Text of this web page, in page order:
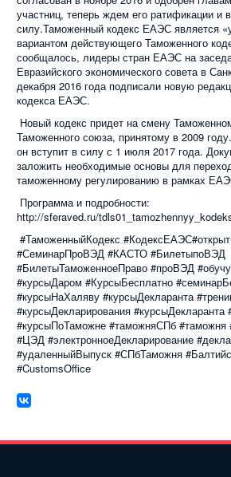
участниц, теперь ждем его ратификации и
силу.Таможенный кодекс ЕАЭС является
вариантом действующего Таможенного
сообщалось, лидеры стран ЕАЭС на
Евразийского экономического совета в
декабря 2016 года подписали новую
кодекса ЕАЭС.
Новый кодекс придет на смену
Таможенного союза, принятому в 2009
он вступит в силу с 1 июля 2017 года.
заложить необходимые основы для
таможенному регулированию в рамках
Программа и подробности:
http://sferaved.ru/
#ТаможенныйКодекс
#СеминарПроВЭД #КАСТО #БилетыпоВЭД
#БилетыТаможенноеПраво #проВЭД
#курсыДаром #КурсыБесплатно
#курсыНаХаляву #курсыДекларанта
#курсыДекларирования #курсыДекларанта
#курсыПоТаможне #таможняСПб #таможня
#ЦЭД #электронноеДекларирование
#удаленныйВыпуск #СПбТаможня
#CustomsOffice